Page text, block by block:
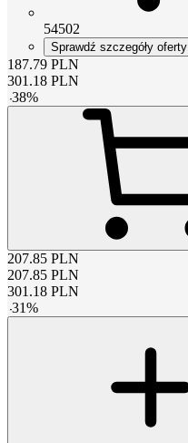
54502
Sprawdź szczegóły oferty
187.79 PLN
301.18 PLN
-38%
207.85 PLN
207.85 PLN
301.18 PLN
-31%